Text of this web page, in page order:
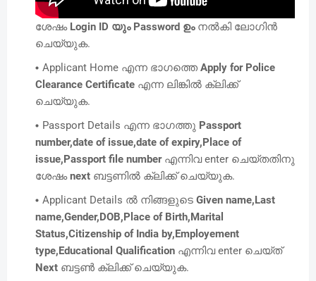
ശേഷം Login ID യും Password ഉംനൽകി ലോഗിൻ
ചെയ്യുക.
Applicant Home എന്ന ഭാഗത്തെ Apply for Police
Clearance Certificate എന്ന ലിങ്കിൽ ക്ലിക്ക്
ചെയ്യുക.
Passport Details എന്ന ഭാഗത്തു Passport
number,date of issue,date of expiry,Place of
issue,Passport file number എന്നിവ enter ചെയ്തതിനു
ശേഷംnext ബട്ടണിൽ ക്ലിക്ക് ചെയ്യുക.
Applicant Details ൽ നിങ്ങളുടെ Given name,Last
name,Gender,DOB,Place of Birth,Marital
Status,Citizenship of India by,Employement
type,Educational Qualification എന്നിവ enter ചെയ്ത്
Next ബട്ടൺ ക്ലിക്ക് ചെയ്യുക.